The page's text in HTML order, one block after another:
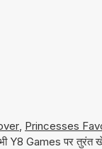
, Princesses
Y8 Games पर तुरंत